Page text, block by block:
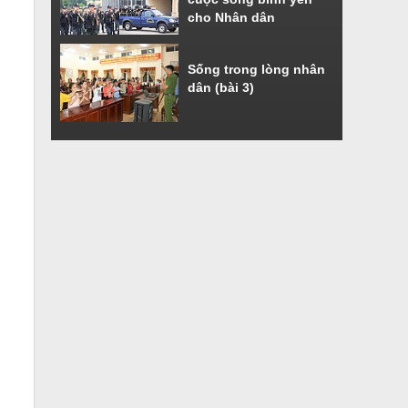
cho Nhân dân
Sống trong lòng nhân
dân (bài 3)